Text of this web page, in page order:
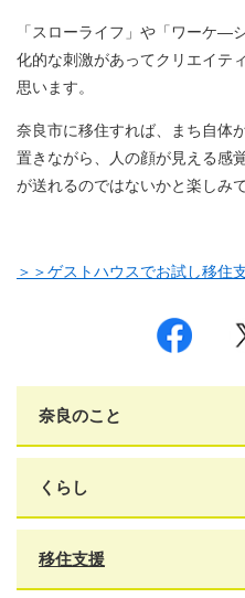
「スローライフ」や「ワーケ―
化的な刺激があってクリエイテ
思います。
奈良市に移住すれば、まち自体
置きながら、人の顔が見える感
が送れるのではないかと楽しみで
＞＞ゲストハウスでお試し移住
シ
ェ
ア
る
ツ
イ
す
奈良のこと
くらし
移住支援